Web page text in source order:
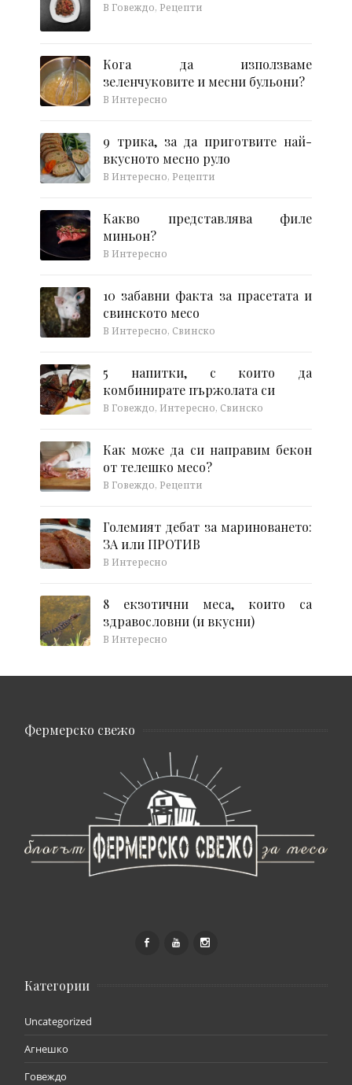
В Говеждо, Рецепти
Кога да използваме
зеленчуковите и месни бульони?
В Интересно
9 трика, за да приготвите най-
вкусното месно руло
В Интересно, Рецепти
Какво представлява филе
миньон?
В Интересно
10 забавни факта за прасетата и
свинското месо
В Интересно, Свинско
5 напитки, с които да
комбинирате пържолата си
В Говеждо, Интересно, Свинско
Как може да си направим бекон
от телешко месо?
В Говеждо, Рецепти
Големият дебат за мариноването:
ЗА или ПРОТИВ
В Интересно
8 екзотични меса, които са
здравословни (и вкусни)
В Интересно
Фермерско свежо
Категории
Uncategorized
Агнешко
Говеждо